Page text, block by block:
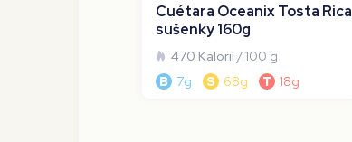
Cuétara Oceanix Tosta Rica
sušenky 160g
470 Kalorií/ 100 g
B
7g S 68g T 18g